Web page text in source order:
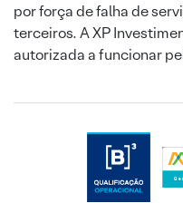
por força de falha de
terceiros. A XP
autorizada a funcionar